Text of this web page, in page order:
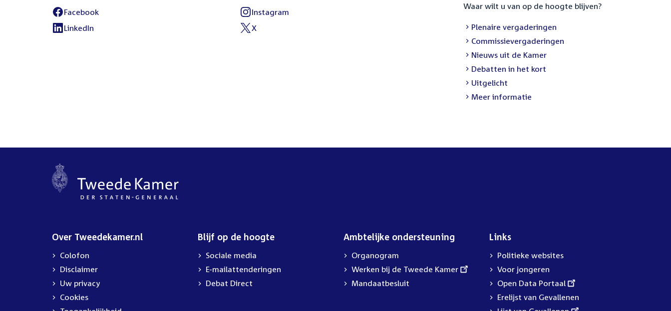
External
link:
Facebook
External
link:
Instagram
External
LinkedIn
External
X
Waar wilt u van op de hoogte blijven?
External
link:
Plenaire vergaderingen
External
link:
Commissievergaderingen
External
link:
Nieuws uit de Kamer
External
link:
Debatten in het kort
External
link:
Uitgelicht
Meer informatie
Over Tweedekamer.nl
Colofon
Disclaimer
Uw privacy
Cookies
Blijf op de hoogte
Sociale media
E-mailattenderingen
Debat Direct
Ambtelijke ondersteuning
Organogram
External
link:
Werken bij de Tweede Kamer
Mandaatbesluit
Links
Politieke websites
Voor jongeren
External
link:
Open Data Portaal
Erelijst van Gevallenen